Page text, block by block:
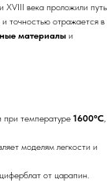
XVIII века проложили путь
точностью отражается в
материалы и
при температуре 1600°C,
моделям легкости и
от царапин.